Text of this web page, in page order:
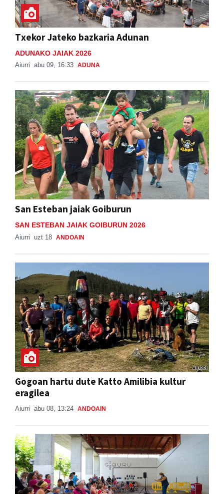
Txekor Jateko bazkaria Adunan
ADUNAKO JAIAK 2026
Aiurri abu 09, 16:33 ADUNA
San Esteban jaiak Goiburun
SAN ESTEBAN JAIAK GOIBURUN 2026
Aiurri uzt 18 ANDOAIN
Gogoan hartu dute Katto Amilibia kultur
eragilea
Aiurri abu 08, 13:24 ANDOAIN